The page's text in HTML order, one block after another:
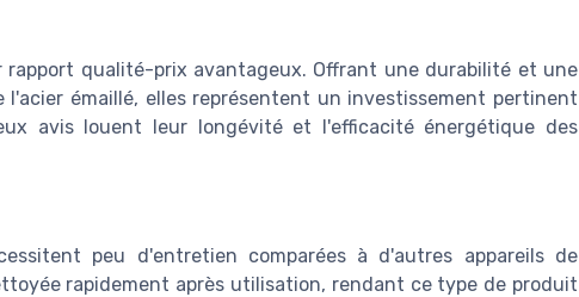
qualité-prix avantageux. Offrant une durabilité et une
émaillé, elles représentent un investissement pertinent
avis louent leur longévité et l'efficacité énergétique des
peu d'entretien comparées à d'autres appareils de
rapidement après utilisation, rendant ce type de produit